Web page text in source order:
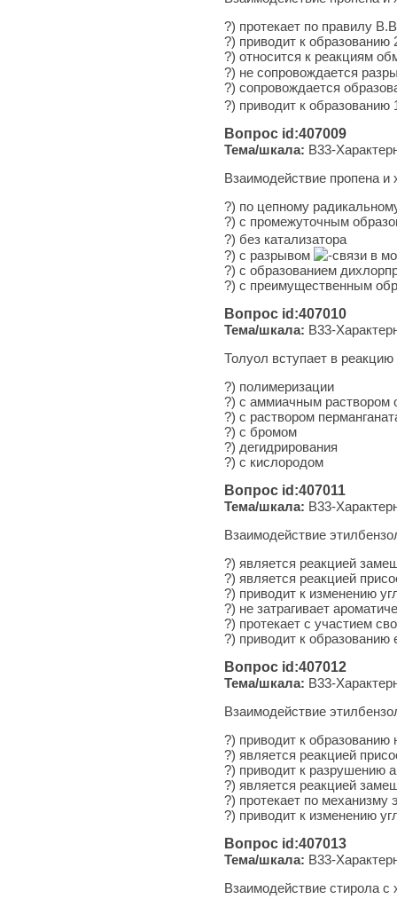
?) протекает по правилу
?) приводит к образованию
?) относится к реакциям
?) не сопровождается
?) сопровождается
?) приводит к образованию
Вопрос id:407009
Тема/шкала: B33-
Взаимодействие пропена и
?) по цепному
?) с промежуточным
?) без катализатора
?) с разрывом
-связи в
?) с образованием
?) с преимущественным
Вопрос id:407010
Тема/шкала: B33-
Толуол вступает в реакцию
?) полимеризации
?) с аммиачным раствором
?) с раствором
?) с бромом
?) дегидрирования
?) с кислородом
Вопрос id:407011
Тема/шкала: B33-
Взаимодействие
?) является реакцией
?) является реакцией
?) приводит к изменению
?) не затрагивает
?) протекает с участием
?) приводит к образованию
Вопрос id:407012
Тема/шкала: B33-
Взаимодействие
?) приводит к
?) является реакцией
?) приводит к разрушению
?) является реакцией
?) протекает по механизму
?) приводит к изменению
Вопрос id:407013
Тема/шкала: B33-
Взаимодействие стирола с